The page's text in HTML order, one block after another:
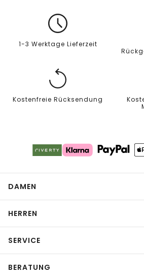
1-3 Werktage Lieferzeit
Kostenfreie Rücksendung
DAMEN
HERREN
SERVICE
BERATUNG